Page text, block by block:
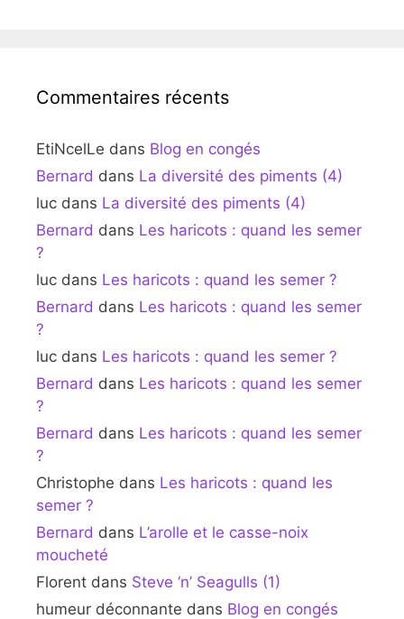
Commentaires récents
EtiNcelLe dans Blog en congés
Bernard dans La diversité des piments (4)
luc dans La diversité des piments (4)
Bernard dans Les haricots : quand les semer
?
luc dans Les haricots : quand les semer ?
Bernard dans Les haricots : quand les semer
?
luc dans Les haricots : quand les semer ?
Bernard dans Les haricots : quand les semer
?
Bernard dans Les haricots : quand les semer
?
Christophe dans Les haricots : quand les
semer ?
Bernard dans L’arolle et le casse-noix
moucheté
Florent dans Steve ‘n’ Seagulls (1)
humeur déconnante dans Blog en congés